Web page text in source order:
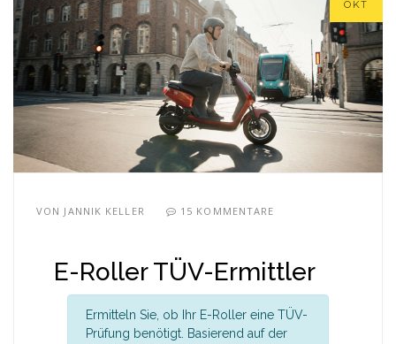
OKT
VON JANNIK KELLER 15 KOMMENTARE
E-Roller TÜV-Ermittler
Ermitteln Sie, ob Ihr E-Roller eine TÜV-
Prüfung benötigt. Basierend auf der